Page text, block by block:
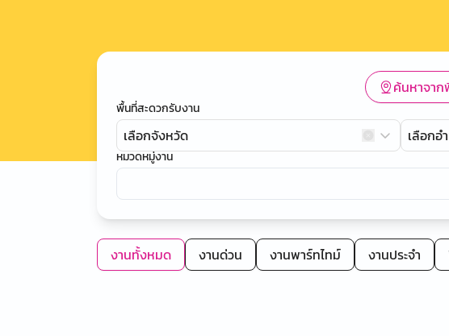
ค้นหาจา
พื้นที่สะดวกรับงาน
เลือกจังหวัด เลือกอ
หมวดหมู่งาน
งานทั้งหมด งานด่วน งานพาร์ทไทม์ งานประจำ